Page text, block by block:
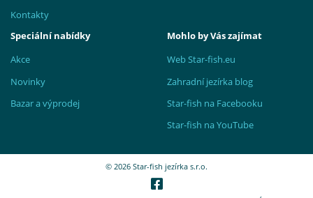
Kontakty
Speciální nabídky
Akce
Novinky
Bazar a výprodej
Mohlo by Vás zajímat
Web Star-fish.eu
Zahradní jezírka blog
Star-fish na Facebooku
Star-fish na YouTube
© 2026 Star-fish jezírka s.r.o.